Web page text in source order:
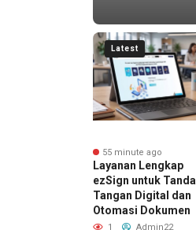
Latest
55 minute ago
Layanan Lengkap
ezSign untuk Tanda
Tangan Digital dan
Otomasi Dokumen
1 Admin22